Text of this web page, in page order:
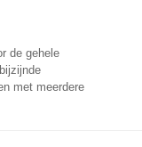
de gehele
met meerdere